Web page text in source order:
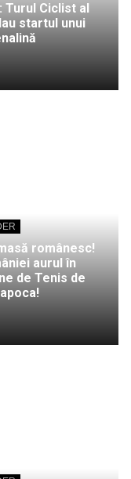
Turul Ciclist al
startul unui
românesc!
aurul în
de Tenis de